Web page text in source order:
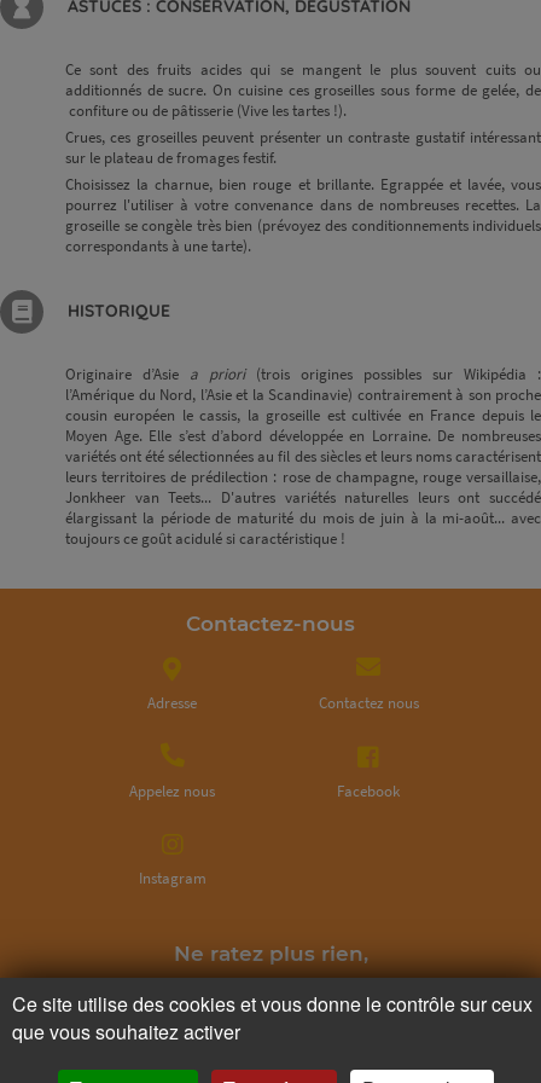
ASTUCES : CONSERVATION, DÉGUSTATION
Ce sont des fruits acides qui se mangent le plus souvent cuits ou
additionnés de sucre. On cuisine ces groseilles sous forme de gelée, de
confiture ou de pâtisserie (Vive les tartes !).
Crues, ces groseilles peuvent présenter un contraste gustatif intéressant
sur le plateau de fromages festif.
Choisissez la charnue, bien rouge et brillante. Egrappée et lavée, vous
pourrez l'utiliser à votre convenance dans de nombreuses recettes. La
groseille se congèle très bien (prévoyez des conditionnements individuels
correspondants à une tarte).
HISTORIQUE
Originaire d’Asie a priori(trois origines possibles sur Wikipédia :
l’Amérique du Nord, l’Asie et la Scandinavie) contrairement à son proche
cousin européen le cassis, la groseille est cultivée en France depuis le
Moyen Age. Elle s’est d’abord développée en Lorraine. De nombreuses
variétés ont été sélectionnées au fil des siècles et leurs noms caractérisent
leurs territoires de prédilection : rose de champagne, rouge versaillaise,
Jonkheer van Teets... D'autres variétés naturelles leurs ont succédé
élargissant la période de maturité du mois de juin à la mi-août... avec
toujours ce goût acidulé si caractéristique !
Contactez-nous
Adresse Contactez nous
Appelez nous Facebook
Instagram
Ne ratez plus rien,
Abonnez-vous à notre newsletter
Ce site utilise des cookies et vous donne le contrôle sur ceux
que vous souhaitez activer